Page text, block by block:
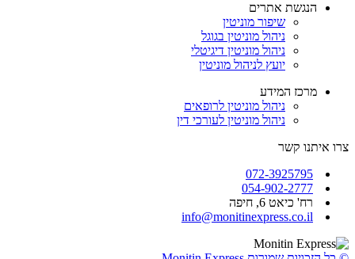
הנגשת אתרים
שיפור מוניטין
ניהול מוניטין בגוגל
ניהול מוניטין דיגיטלי
יועץ לניהול מוניטין
מרכז המידע
ניהול מוניטין לרופאים
ניהול מוניטין לעורכי דין
צרו איתנו קשר
072-3925795
054-902-2777
רח' כיאט 6, חיפה
info@monitinexpress.co.il